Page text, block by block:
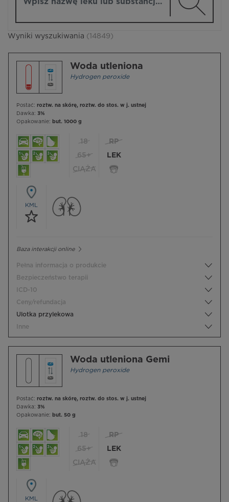
Wyniki wyszukiwania (14849)
Woda utleniona
Hydrogen peroxide
Postać: roztw. na skórę, roztw. do stos. w j. ustnej
Dawka: 3%
Opakowanie: but. 1000 g
18
65+
CIĄŻA
RP
LEK
KML
Baza interakcji online
Pełna informacja o produkcie
Bezpieczeństwo terapii
ICD-10
Ceny/refundacja
Ulotka przylekowa
Inne
Woda utleniona Gemi
Hydrogen peroxide
Postać: roztw. na skórę, roztw. do stos. w j. ustnej
Dawka: 3%
Opakowanie: but. 50 g
18
65+
CIĄŻA
RP
LEK
KML